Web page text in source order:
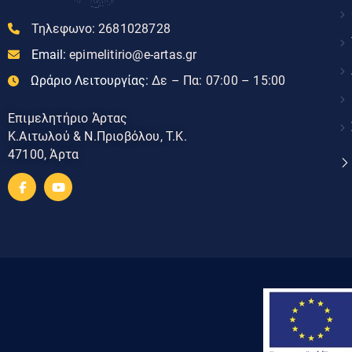
Τηλεφωνο: 2681028728
Email: epimelitirio@e-artas.gr
Ωράριο Λειτουργίας: Δε – Πα: 07:00 – 15:00
Επιμελητήριο Άρτας
Κ.Αιτωλού & Ν.Πριοβόλου, Τ.Κ.
47100, Άρτα